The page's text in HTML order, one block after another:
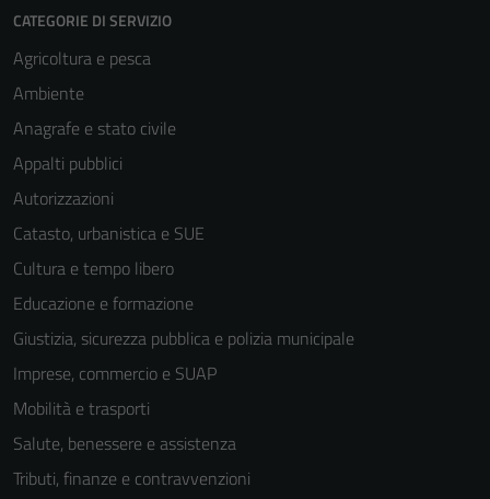
CATEGORIE DI SERVIZIO
Agricoltura e pesca
Ambiente
Anagrafe e stato civile
Appalti pubblici
Autorizzazioni
Catasto, urbanistica e SUE
Cultura e tempo libero
Educazione e formazione
Giustizia, sicurezza pubblica e polizia municipale
Imprese, commercio e SUAP
Mobilità e trasporti
Salute, benessere e assistenza
Tributi, finanze e contravvenzioni